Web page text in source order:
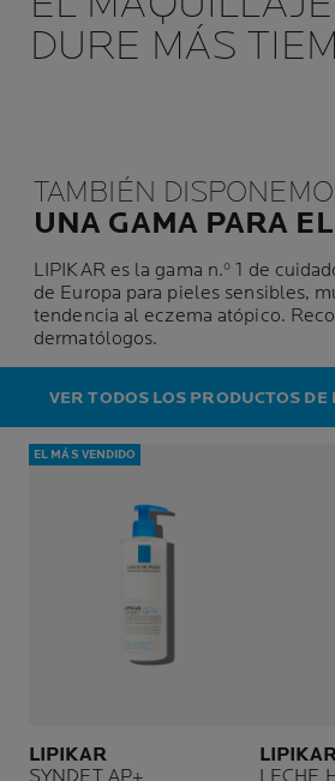
DURE MÁS
TAMBIÉN
UNA GAMA PARA
LIPIKAR es la gama n.º 1 de
de Europa para pieles sensibles,
tendencia al eczema atópico.
dermatólogos.
VER TODOS LOS PRODUCTOS DE
EL MÁS VENDIDO
LIPIKAR